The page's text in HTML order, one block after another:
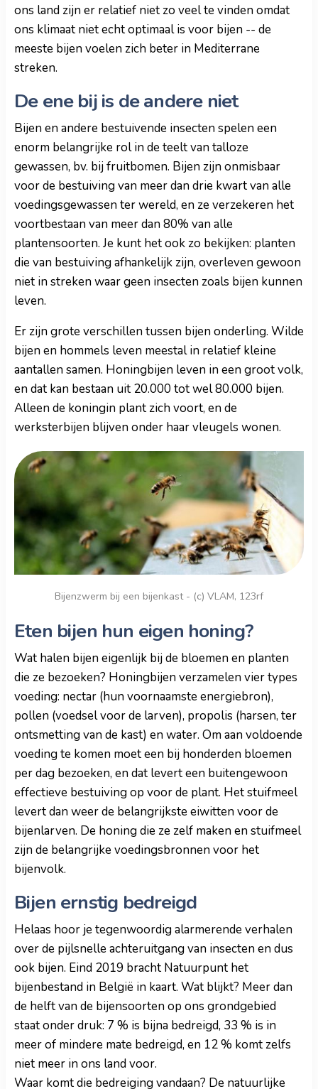
ons land zijn er relatief niet zo veel te vinden omdat
ons klimaat niet echt optimaal is voor bijen -- de
meeste bijen voelen zich beter in Mediterrane
streken.
De ene bij is de andere niet
Bijen en andere bestuivende insecten spelen een
enorm belangrijke rol in de teelt van talloze
gewassen, bv. bij fruitbomen. Bijen zijn onmisbaar
voor de bestuiving van meer dan drie kwart van alle
voedingsgewassen ter wereld, en ze verzekeren het
voortbestaan van meer dan 80% van alle
plantensoorten. Je kunt het ook zo bekijken: planten
die van bestuiving afhankelijk zijn, overleven gewoon
niet in streken waar geen insecten zoals bijen kunnen
leven.
Er zijn grote verschillen tussen bijen onderling. Wilde
bijen en hommels leven meestal in relatief kleine
aantallen samen. Honingbijen leven in een groot volk,
en dat kan bestaan uit 20.000 tot wel 80.000 bijen.
Alleen de koningin plant zich voort, en de
werksterbijen blijven onder haar vleugels wonen.
Bijenzwerm bij een bijenkast - (c) VLAM, 123rf
Eten bijen hun eigen honing?
Wat halen bijen eigenlijk bij de bloemen en planten
die ze bezoeken? Honingbijen verzamelen vier types
voeding: nectar (hun voornaamste energiebron),
pollen (voedsel voor de larven), propolis (harsen, ter
ontsmetting van de kast) en water. Om aan voldoende
voeding te komen moet een bij honderden bloemen
per dag bezoeken, en dat levert een buitengewoon
effectieve bestuiving op voor de plant. Het stuifmeel
levert dan weer de belangrijkste eiwitten voor de
bijenlarven. De honing die ze zelf maken en stuifmeel
zijn de belangrijke voedingsbronnen voor het
bijenvolk.
Bijen ernstig bedreigd
Helaas hoor je tegenwoordig alarmerende verhalen
over de pijlsnelle achteruitgang van insecten en dus
ook bijen. Eind 2019 bracht Natuurpunt het
bijenbestand in België in kaart. Wat blijkt? Meer dan
de helft van de bijensoorten op ons grondgebied
staat onder druk: 7 % is bijna bedreigd, 33 % is in
meer of mindere mate bedreigd, en 12 % komt zelfs
niet meer in ons land voor.
Waar komt die bedreiging vandaan? De natuurlijke